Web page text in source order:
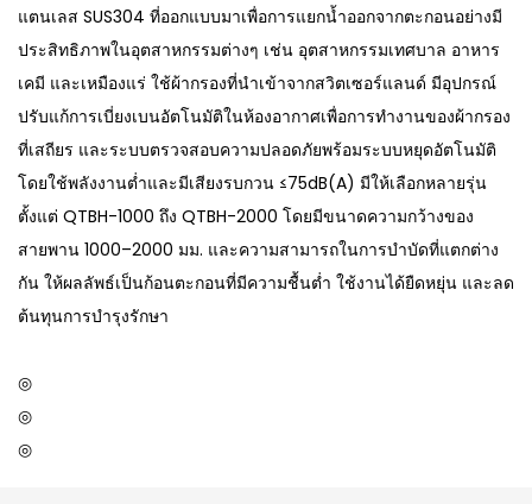
แตนเลส SUS304 ที่ออกแบบมาเพื่อการแยกน้ำออกจากตะกอนอย่างมี
ประสิทธิภาพในอุตสาหกรรมต่างๆ เช่น อุตสาหกรรมเทศบาล อาหาร
เคมี และเหมืองแร่ ใช้ผ้ากรองที่นำเข้าจากสวิตเซอร์แลนด์ มีอุปกรณ์
ปรับแก้การเบี่ยงเบนอัตโนมัติในห้องอากาศเพื่อการทำงานของผ้ากรอง
ที่เสถียร และระบบตรวจสอบความปลอดภัยพร้อมระบบหยุดอัตโนมัติ
โดยใช้พลังงานต่ำและมีเสียงรบกวน ≤75dB(A) มีให้เลือกหลายรุ่น
ตั้งแต่ QTBH-1000 ถึง QTBH-2000 โดยมีขนาดความกว้างของ
สายพาน 1000–2000 มม. และความสามารถในการบำบัดที่แตกต่าง
กัน ให้ผลลัพธ์เป็นก้อนตะกอนที่มีความชื้นต่ำ ใช้งานได้ยืดหยุ่น และลด
ต้นทุนการบำรุงรักษา
◎
◎
◎